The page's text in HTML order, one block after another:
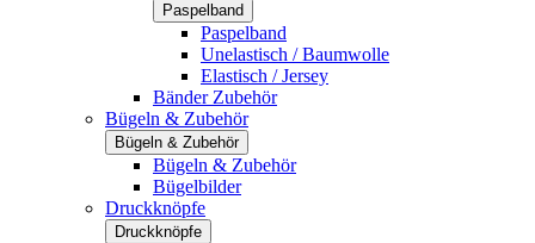
Paspelband
Paspelband
Unelastisch / Baumwolle
Elastisch / Jersey
Bänder Zubehör
Bügeln & Zubehör
Bügeln & Zubehör
Bügeln & Zubehör
Bügelbilder
Druckknöpfe
Druckknöpfe